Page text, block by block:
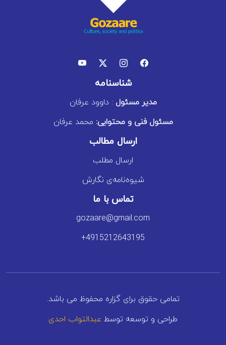
شناسنامه
مدیر مسئول: داوود عرفان
مسئول فنی و محتوایی: محمد عرفان
ارسال مطالب
ارسال مطلب
شیوه‌نامه‌ی نگارش
تماس با ما
gozaare@gmail.com
+4915212643195
تمامی حقوق برای گزاره محفوظ می باشد.
طراحی و توسعه توسط عبدالتواب احدی